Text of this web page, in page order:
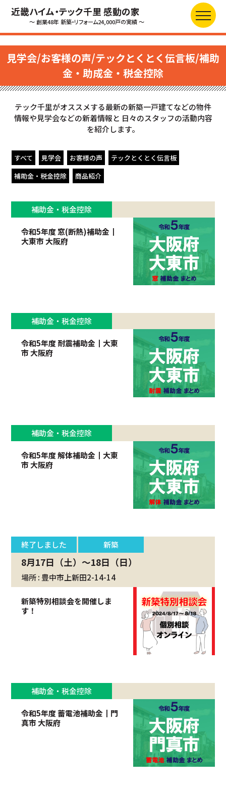
近畿ハイム・テック千里 感動の家
～ 創業48年 新築・リフォーム24,000戸の実績 ～
見学会/お客様の声/テックとくとく伝言板/補助
金・助成金・税金控除
テック千里がオススメする最新の新築一戸建てなどの物件
情報や見学会などの新着情報と 日々のスタッフの活動内容
を紹介します。
すべて 見学会 お客様の声
テックとくとく伝言板
補助金・税金控除
商品紹介
補助金・税金控除
令和5年度 窓(断熱)補助金┃
大東市 大阪府
補助金・税金控除
令和5年度 耐震補助金┃大東
市 大阪府
補助金・税金控除
令和5年度 解体補助金┃大東
市 大阪府
終了しました 新築
8月17日（土）～18日（日）
場所 : 豊中市上新田2-14-14
新築特別相談会を開催しま
す！
補助金・税金控除
令和5年度 蓄電池補助金┃門
真市 大阪府